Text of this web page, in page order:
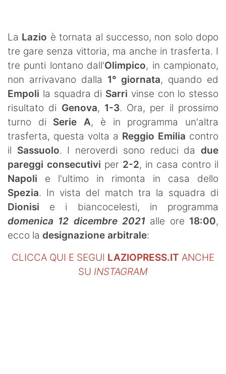
SHOP LAZIO
Contatti
La Lazio è tornata al successo, non solo dopo
tre gare senza vittoria, ma anche in trasferta. I
tre punti lontano dall'Olimpico, in campionato,
non arrivavano dalla 1° giornata, quando ed
Empoli la squadra di Sarri vinse con lo stesso
risultato di Genova, 1-3. Ora, per il prossimo
turno di Serie A, è in programma un'altra
trasferta, questa volta a Reggio Emilia contro
il Sassuolo. I neroverdi sono reduci da due
pareggi consecutivi per 2-2, in casa contro il
Napoli e l'ultimo in rimonta in casa dello
Spezia. In vista del match tra la squadra di
Dionisi e i biancocelesti, in programma
domenica 12 dicembre 2021 alle ore 18:00,
ecco la designazione arbitrale:
CLICCA QUI E SEGUI LAZIOPRESS.IT ANCHE
SU INSTAGRAM